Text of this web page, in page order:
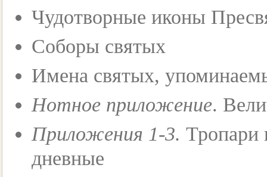
Чудотворные иконы
Соборы святых
Имена святых,
Нотное приложение.
Приложения 1-3. Тропари
дневные